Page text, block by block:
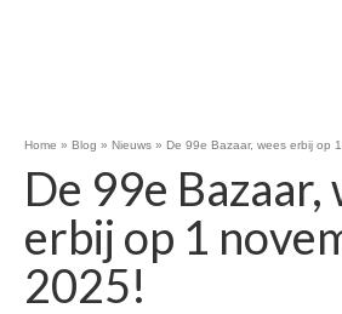
Home » Blog » Nieuws » De 99e Bazaar, wees erbij op
De 99e Bazaar,
erbij op 1
2025!